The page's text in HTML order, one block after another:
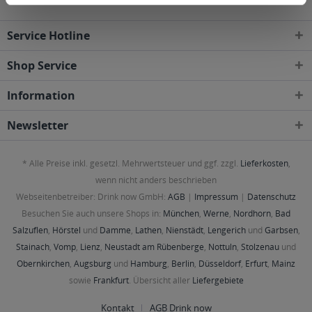
Service Hotline
Shop Service
Information
Newsletter
* Alle Preise inkl. gesetzl. Mehrwertsteuer und ggf. zzgl. Lieferkosten,
wenn nicht anders beschrieben
Webseitenbetreiber: Drink now GmbH: AGB | Impressum | Datenschutz
Besuchen Sie auch unsere Shops in: München, Werne, Nordhorn, Bad
Salzuflen, Hörstel und Damme, Lathen, Nienstädt, Lengerichund Garbsen,
Stainach, Vomp, Lienz, Neustadt am Rübenberge, Nottuln, Stolzenau und
Obernkirchen, Augsburg und Hamburg, Berlin, Düsseldorf, Erfurt, Mainz
sowie Frankfurt. Übersicht aller Liefergebiete
Kontakt AGB Drink now